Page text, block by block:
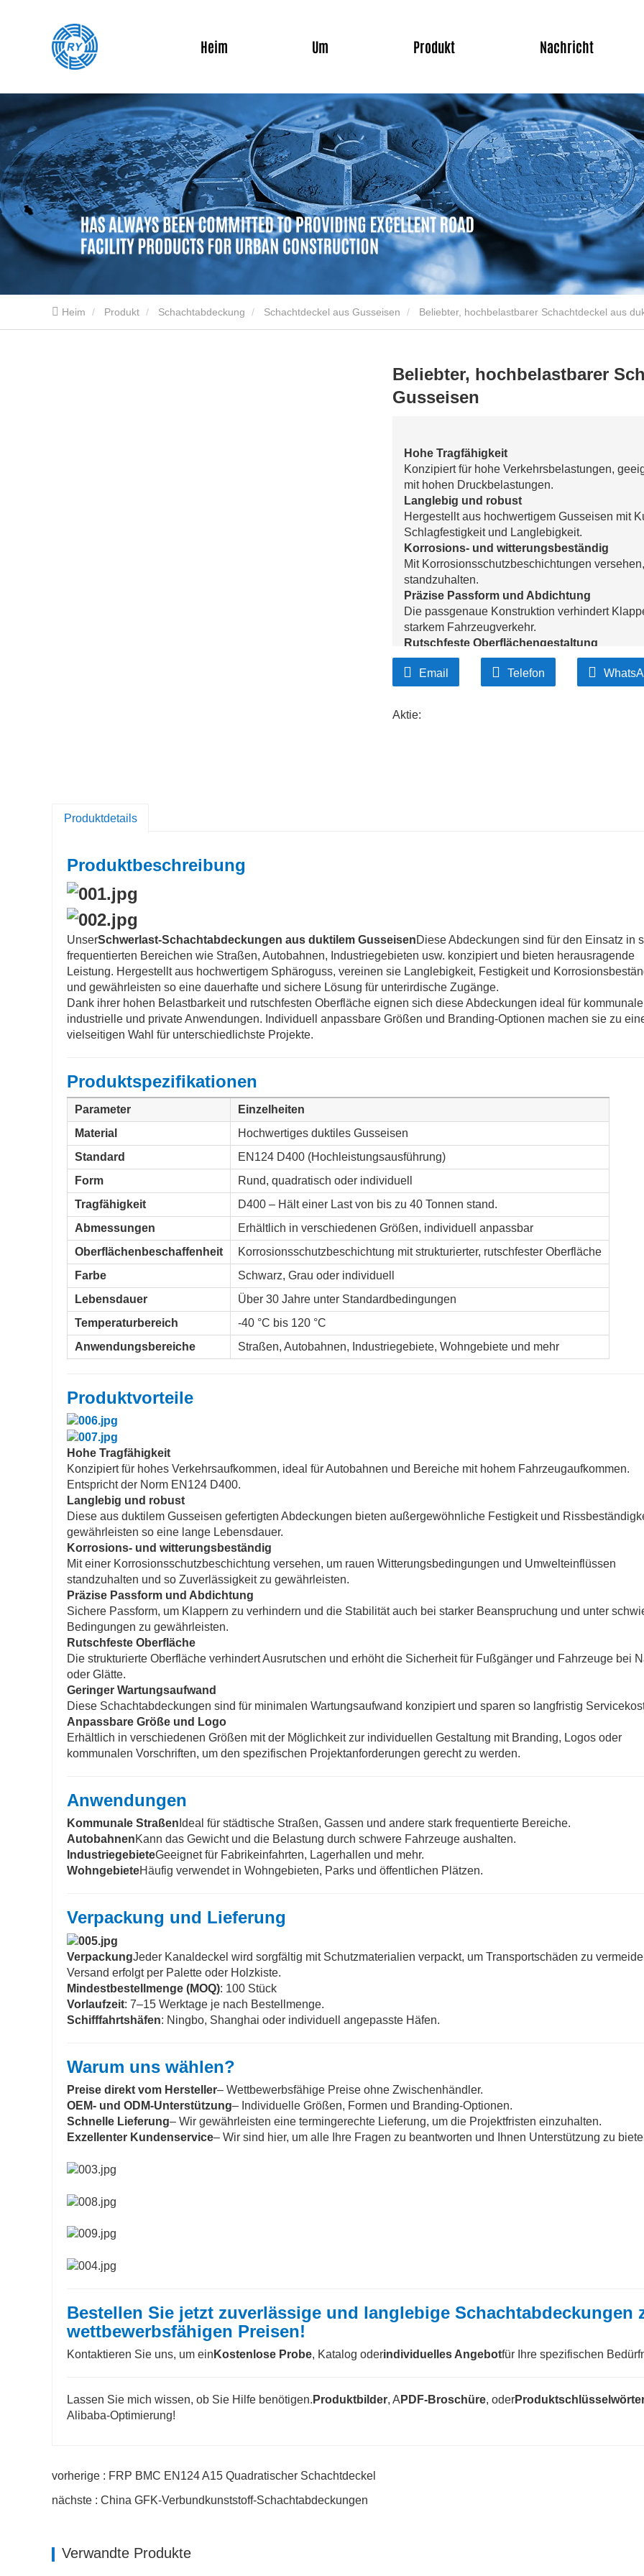
Heim Um Produkt Nachricht
Heim Produkt Schachtabdeckung Schachtdeckel aus Gusseisen Beliebter, hochbelastbarer Schachtdeckel aus
Beliebter, hochbelastbarer
Gusseisen
Hohe Tragfähigkeit
Konzipiert für hohe Verkehrsbelastungen,
mit hohen Druckbelastungen.
Langlebig und robust
Hergestellt aus hochwertigem Gusseisen mit
Schlagfestigkeit und Langlebigkeit.
Korrosions- und witterungsbeständig
Mit Korrosionsschutzbeschichtungen
standzuhalten.
Präzise Passform und Abdichtung
Die passgenaue Konstruktion verhindert
starkem Fahrzeugverkehr.
Rutschfeste Oberflächengestaltung
Die strukturierte Oberfläche verbessert die
oder geneigten Flächen.
Geringer Wartungsaufwand
Wartungsaufwand erforderlich.
Email Telefon
Aktie:
Produktdetails
Produktbeschreibung
UnserSchwerlast-Schachtabdeckungen aus duktilem GusseisenDiese Abdeckungen sind für den Einsatz in
frequentierten Bereichen wie Straßen, Autobahnen, Industriegebieten usw. konzipiert und bieten herausragende
Leistung. Hergestellt aus hochwertigem Sphäroguss, vereinen sie Langlebigkeit, Festigkeit und
und gewährleisten so eine dauerhafte und sichere Lösung für unterirdische Zugänge.
Dank ihrer hohen Belastbarkeit und rutschfesten Oberfläche eignen sich diese Abdeckungen ideal für
industrielle und private Anwendungen. Individuell anpassbare Größen und Branding-Optionen machen sie zu
vielseitigen Wahl für unterschiedlichste Projekte.
Produktspezifikationen
Parameter
Einzelheiten
Material
Hochwertiges duktiles Gusseisen
Standard
EN124 D400 (Hochleistungsausführung)
Form
Rund, quadratisch oder individuell
Tragfähigkeit
D400 – Hält einer Last von bis zu 40 Tonnen stand.
Abmessungen
Erhältlich in verschiedenen Größen, individuell anpassbar
Oberflächenbeschaffenheit
Korrosionsschutzbeschichtung mit strukturierter, rutschfester Oberfläche
Farbe
Schwarz, Grau oder individuell
Lebensdauer
Über 30 Jahre unter Standardbedingungen
Temperaturbereich
-40 °C bis 120 °C
Anwendungsbereiche
Straßen, Autobahnen, Industriegebiete, Wohngebiete und mehr
Produktvorteile
Hohe Tragfähigkeit
Konzipiert für hohes Verkehrsaufkommen, ideal für Autobahnen und Bereiche mit hohem Fahrzeugaufkommen.
Entspricht der Norm EN124 D400.
Langlebig und robust
Diese aus duktilem Gusseisen gefertigten Abdeckungen bieten außergewöhnliche Festigkeit und
gewährleisten so eine lange Lebensdauer.
Korrosions- und witterungsbeständig
Mit einer Korrosionsschutzbeschichtung versehen, um rauen Witterungsbedingungen und Umwelteinflüssen
standzuhalten und so Zuverlässigkeit zu gewährleisten.
Präzise Passform und Abdichtung
Sichere Passform, um Klappern zu verhindern und die Stabilität auch bei starker Beanspruchung und unter
Bedingungen zu gewährleisten.
Rutschfeste Oberfläche
Die strukturierte Oberfläche verhindert Ausrutschen und erhöht die Sicherheit für Fußgänger und Fahrzeuge bei
oder Glätte.
Geringer Wartungsaufwand
Diese Schachtabdeckungen sind für minimalen Wartungsaufwand konzipiert und sparen so langfristig
Anpassbare Größe und Logo
Erhältlich in verschiedenen Größen mit der Möglichkeit zur individuellen Gestaltung mit Branding, Logos oder
kommunalen Vorschriften, um den spezifischen Projektanforderungen gerecht zu werden.
Anwendungen
Kommunale Straßen Ideal für städtische Straßen, Gassen und andere stark frequentierte Bereiche.
AutobahnenKann das Gewicht und die Belastung durch schwere Fahrzeuge aushalten.
IndustriegebieteGeeignet für Fabrikeinfahrten, Lagerhallen und mehr.
WohngebieteHäufig verwendet in Wohngebieten, Parks und öffentlichen Plätzen.
Verpackung und Lieferung
VerpackungJeder Kanaldeckel wird sorgfältig mit Schutzmaterialien verpackt, um Transportschäden zu
Versand erfolgt per Palette oder Holzkiste.
Mindestbestellmenge (MOQ): 100 Stück
Vorlaufzeit: 7–15 Werktage je nach Bestellmenge.
Schifffahrtshäfen: Ningbo, Shanghai oder individuell angepasste Häfen.
Warum uns wählen?
Preise direkt vom Hersteller– Wettbewerbsfähige Preise ohne Zwischenhändler.
OEM- und ODM-Unterstützung– Individuelle Größen, Formen und Branding-Optionen.
Schnelle Lieferung– Wir gewährleisten eine termingerechte Lieferung, um die Projektfristen einzuhalten.
Exzellenter Kundenservice– Wir sind hier, um alle Ihre Fragen zu beantworten und Ihnen Unterstützung zu
Bestellen Sie jetzt zuverlässige und langlebige Schachtabdeckungen
wettbewerbsfähigen Preisen!
Kontaktieren Sie uns, um ein Kostenlose Probe, Katalog oderindividuelles Angebotfür Ihre spezifischen
Lassen Sie mich wissen, ob Sie Hilfe benötigen. Produktbilder, A PDF-Broschüre, oder
Alibaba-Optimierung!
vorherige : FRP BMC EN124 A15 Quadratischer Schachtdeckel
nächste : China GFK-Verbundkunststoff-Schachtabdeckungen
Verwandte Produkte